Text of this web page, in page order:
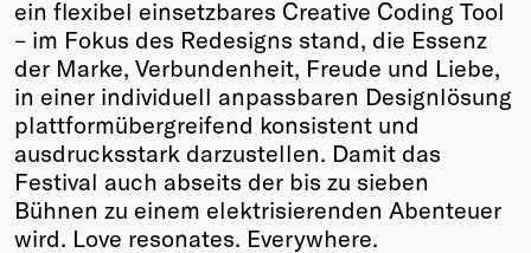
ein flexibel einsetzbares Creative Coding Tool
– im Fokus des Redesigns stand, die Essenz
der Marke, Verbundenheit, Freude und Liebe,
in einer individuell anpassbaren Designlösung
plattformübergreifend konsistent und
ausdrucksstark darzustellen. Damit das
Festival auch abseits der bis zu sieben
Bühnen zu einem elektrisierenden Abenteuer
wird. Love resonates. Everywhere.